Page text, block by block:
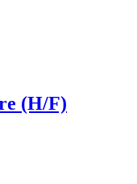
(H/F)